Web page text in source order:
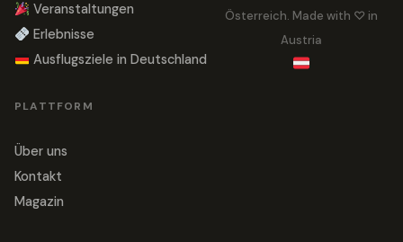
Veranstaltungen
Erlebnisse
Ausflugsziele in Deutschland
PLATTFORM
Über uns
Kontakt
Magazin
Österreich. Made with ♡ in
Austria